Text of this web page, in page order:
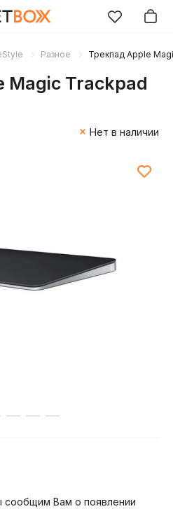
Разное Трекпад Apple
Magic Trackpad
Нет в наличии
сообщим Вам о появлении